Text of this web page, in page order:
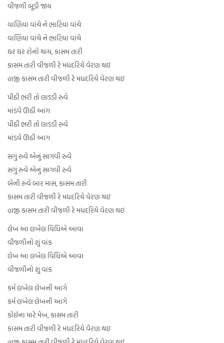
વીજળી બૂડી જાય
વાણિયા વાંચે ને ભાટિયા વાંચે
વાણિયા વાંચે ને ભાટિયા વાંચે
ઘર ઘર રોનો થાય, કાસમ તારી
કાસમ તારી વીજળી રે મધદરિયે વેરણ થઇ
હાજી કાસમ તારી વીજળી રે મધદરિયે વેરણ થઇ
પીઠી ભરી તો લાડડી રુવે
માંડવે ઊઠી આગ
પીઠી ભરી તો લાડડી રુવે
માંડવે ઊઠી આગ
સગું રુવે એનું સાગવી રુવે
સગું રુવે એનું સાગવી રુવે
બેની રુવે બાર માસ, કાસમ તારી
કાસમ તારી વીજળી રે મધદરિયે વેરણ થઇ
હાજી કાસમ તારી વીજળી રે મધદરિયે વેરણ થઇ
લેખ આ લખેલ વિધિએ આવા
વીજળીનો શું વાંક
લેખ આ લખેલ વિધિએ આવા
વીજળીનો શું વાંક
કર્મ લખેલ લેખની આગે
કર્મ લખેલ લેખની આગે
કોઈના મારે મેખ, કાસમ તારી
કાસમ તારી વીજળી રે મધદરિયે વેરણ થઇ